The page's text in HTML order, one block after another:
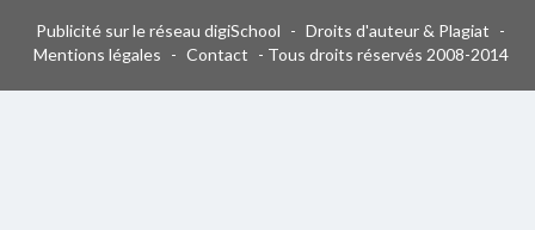
Publicité sur le réseau digiSchool - Droits d'auteur & Plagiat -
Mentions légales - Contact - Tous droits réservés 2008-2014